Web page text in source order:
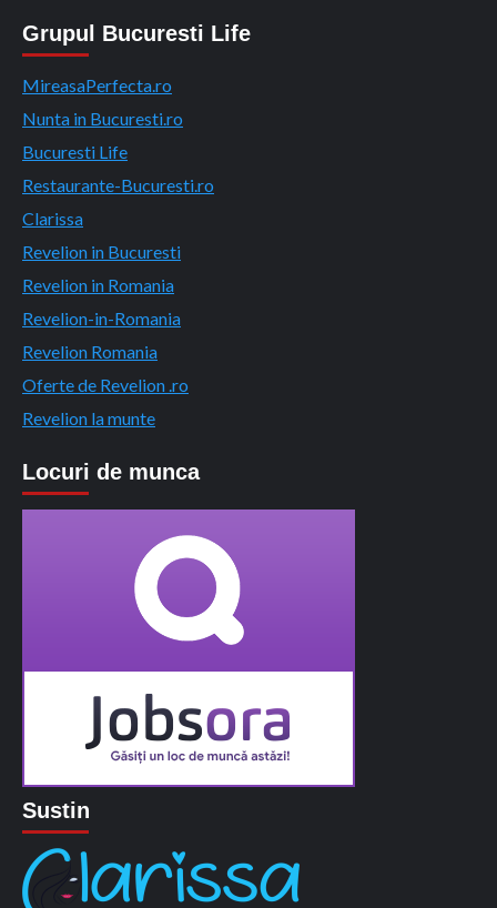
Grupul Bucuresti Life
MireasaPerfecta.ro
Nunta in Bucuresti.ro
Bucuresti Life
Restaurante-Bucuresti.ro
Clarissa
Revelion in Bucuresti
Revelion in Romania
Revelion-in-Romania
Revelion Romania
Oferte de Revelion .ro
Revelion la munte
Locuri de munca
Sustin